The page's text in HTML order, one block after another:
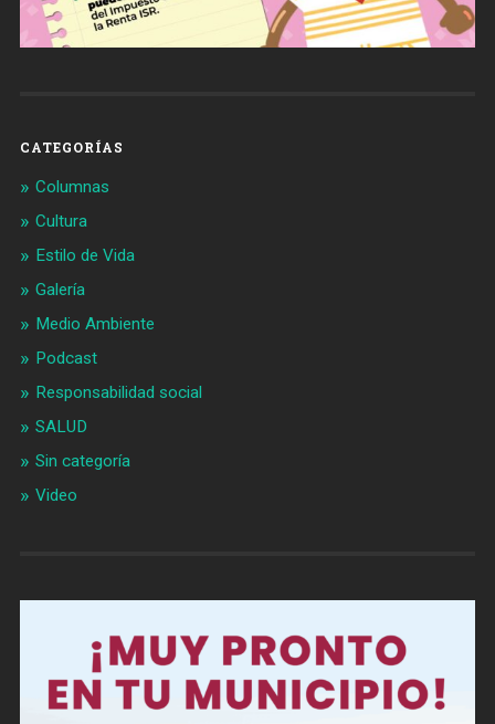
CATEGORÍAS
Columnas
Cultura
Estilo de Vida
Galería
Medio Ambiente
Podcast
Responsabilidad social
SALUD
Sin categoría
Video